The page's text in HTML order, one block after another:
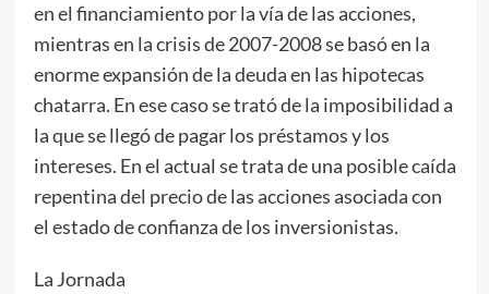
en el financiamiento por la vía de las acciones,
mientras en la crisis de 2007-2008 se basó en la
enorme expansión de la deuda en las hipotecas
chatarra. En ese caso se trató de la imposibilidad a
la que se llegó de pagar los préstamos y los
intereses. En el actual se trata de una posible caída
repentina del precio de las acciones asociada con
el estado de confianza de los inversionistas.
La Jornada